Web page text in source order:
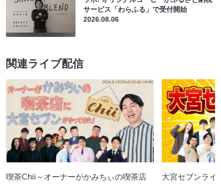
サービス「わらふる」で受付開始
2026.08.06
関連ライブ配信
喫茶Chii～オーナーがかみちぃの喫茶店
大宮セブンラ